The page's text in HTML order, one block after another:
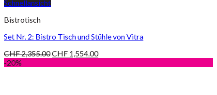
Schnellansicht
Bistrotisch
Set Nr. 2: Bistro Tisch und Stühle von Vitra
CHF2,355.00CHF 1,554.00
-20%